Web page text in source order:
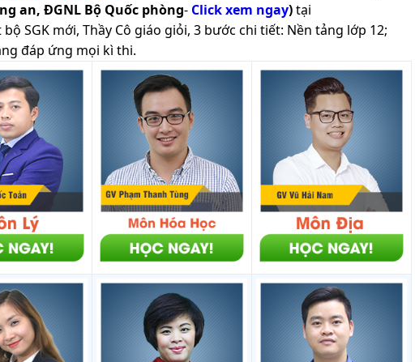
an, ĐGNL Bộ Quốc phòng- Click xem ngay)tại
SGK mới, Thầy Cô giáo giỏi, 3 bước chi tiết: Nền tảng lớp 12;
đáp ứng mọi kì thi.